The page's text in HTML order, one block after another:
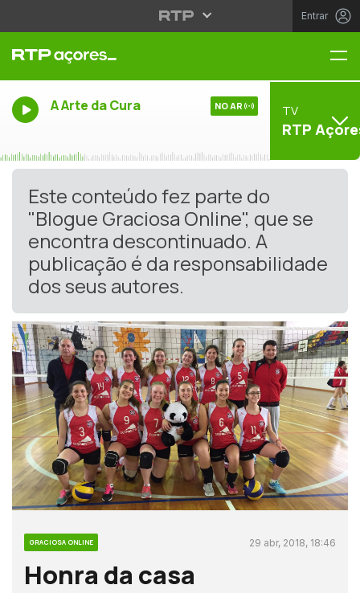
Entrar
A Arte da Cura NO AR TV
RTP
Este conteúdo fez parte do
"Blogue Graciosa Online", que se
encontra descontinuado. A
publicação é da responsabilidade
dos seus autores.
GRACIOSA ONLINE 29 abr, 2018, 18:46
Honra da casa